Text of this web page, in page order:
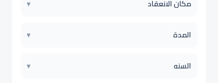
مكان الانعقاد ▾
المدة ▾
السنه ▾